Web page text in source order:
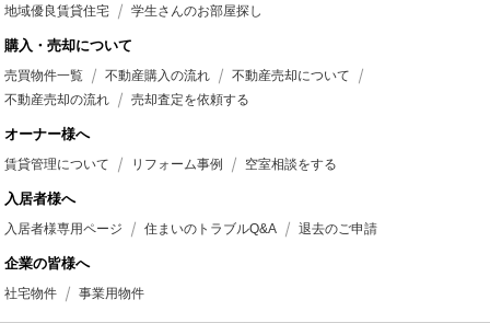
地域優良賃貸住宅
学生さんのお部屋探し
購入・売却について
売買物件一覧 不動産購入の流れ
不動産売却について
不動産売却の流れ
売却査定を依頼する
オーナー様へ
賃貸管理について リフォーム事例 空室相談をする
入居者様へ
入居者様専用ページ 住まいのトラブルQ&A 退去のご申請
企業の皆様へ
社宅物件 事業用物件